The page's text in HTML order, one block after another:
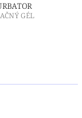
GÉL